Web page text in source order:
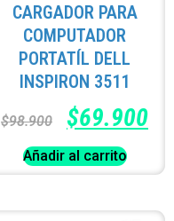
CARGADOR PARA
COMPUTADOR
PORTATÍL DELL
INSPIRON 3511
$98.900 $69.900
Añadir al carrito